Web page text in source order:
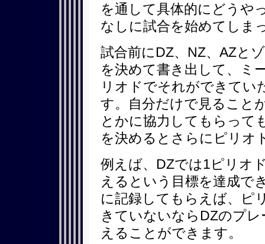
を通して具体的にどうや
なしに試合を始めてしま
試合前にDZ、NZ、AZと
を決めて書き出して、ミ
リオドでそれができてい
す。自分だけで見ること
とかに協力してもらって
を決めるとさらにピリオ
例えば、DZでは1ピリオ
えるという目標を達成で
に記録してもらえば、ピ
きていないならDZのプ
えることができます。